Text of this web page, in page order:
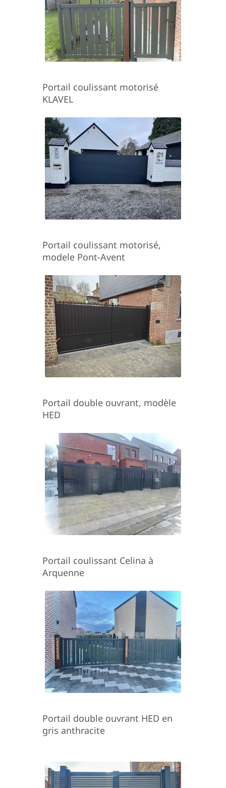
Portail coulissant motorisé
KLAVEL
Portail coulissant motorisé,
modele Pont-Avent
Portail double ouvrant, modèle
HED
Portail coulissant Celina à
Arquenne
Portail double ouvrant HED en
gris anthracite